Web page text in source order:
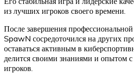
из лучших игроков своего времени.
После завершения
SpawN сосредоточился на других
оставаться активным в
делится своими знаниями и опытом
игроков.